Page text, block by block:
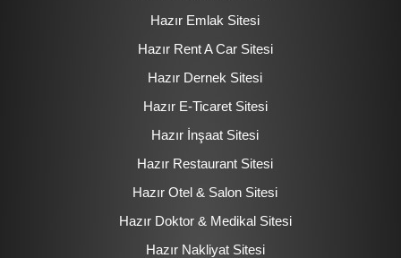
Hazır Emlak Sitesi
Hazır Rent A Car Sitesi
Hazır Dernek Sitesi
Hazır E-Ticaret Sitesi
Hazır İnşaat Sitesi
Hazır Restaurant Sitesi
Hazır Otel & Salon Sitesi
Hazır Doktor & Medikal Sitesi
Hazır Nakliyat Sitesi